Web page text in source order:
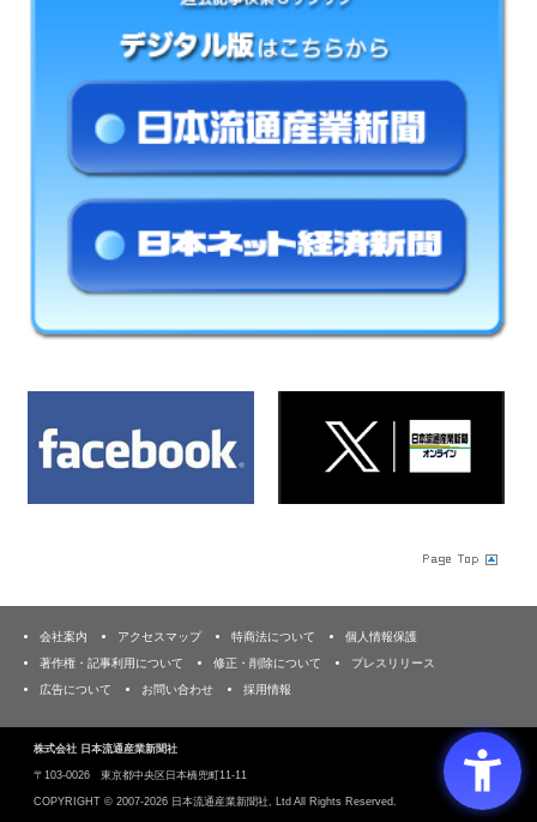
会社案内 アクセスマップ 特商法について
個人情報保護
著作権・記事利用について
修正・削除について
プレスリリース
広告について
お問い合わせ 採用情報
株式会社 日本流通産業新聞社
〒103‐0026 東京都中央区日本橋兜町11-11
COPYRIGHT © 2007-2026 日本流通産業新聞社, Ltd All Rights Reserved.